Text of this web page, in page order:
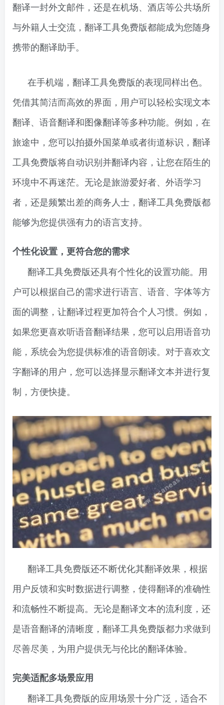
翻译一封外文邮件，还是在机场、酒店等公共场所
与外籍人士交流，翻译工具免费版都能成为您随身
携带的翻译助手。
在手机端，翻译工具免费版的表现同样出色。
凭借其简洁而高效的界面，用户可以轻松实现文本
翻译、语音翻译和图像翻译等多种功能。例如，在
旅途中，您可以拍摄外国菜单或者街道标识，翻译
工具免费版将自动识别并翻译内容，让您在陌生的
环境中不再迷茫。无论是旅游爱好者、外语学习
者，还是频繁出差的商务人士，翻译工具免费版都
能够为您提供强有力的语言支持。
个性化设置，更符合您的需求
翻译工具免费版还具有个性化的设置功能。用
户可以根据自己的需求进行语言、语音、字体等方
面的调整，让翻译过程更加符合个人习惯。例如，
如果您更喜欢听语音翻译结果，您可以启用语音功
能，系统会为您提供标准的语音朗读。对于喜欢文
字翻译的用户，您可以选择显示翻译文本并进行复
制，方便快捷。
翻译工具免费版还不断优化其翻译效果，根据
用户反馈和实时数据进行调整，使得翻译的准确性
和流畅性不断提高。无论是翻译文本的流利度，还
是语音翻译的清晰度，翻译工具免费版都力求做到
尽善尽美，为用户提供无与伦比的翻译体验。
完美适配多场景应用
翻译工具免费版的应用场景十分广泛，适合不